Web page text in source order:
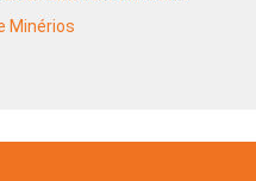
Minérios